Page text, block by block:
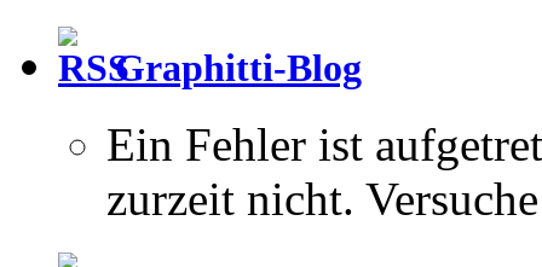
Graphitti-Blog
Ein Fehler ist
zurzeit nicht.